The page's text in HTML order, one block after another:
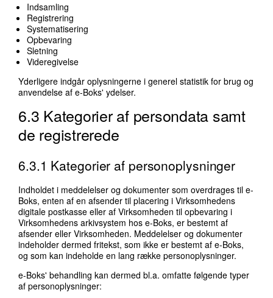
Indsamling
Registrering
Systematisering
Opbevaring
Sletning
Videregivelse
Yderligere indgår oplysningerne i generel statistik for brug og
anvendelse af e-Boks' ydelser.
6.3 Kategorier af persondata samt
de registrerede
6.3.1 Kategorier af personoplysninger
Indholdet i meddelelser og dokumenter som overdrages til e-
Boks, enten af en afsender til placering i Virksomhedens
digitale postkasse eller af Virksomheden til opbevaring i
Virksomhedens arkivsystem hos e-Boks, er bestemt af
afsender eller Virksomheden. Meddelelser og dokumenter
indeholder dermed fritekst, som ikke er bestemt af e-Boks,
og som kan indeholde en lang række personoplysninger.
e-Boks' behandling kan dermed bl.a. omfatte følgende typer
af personoplysninger: